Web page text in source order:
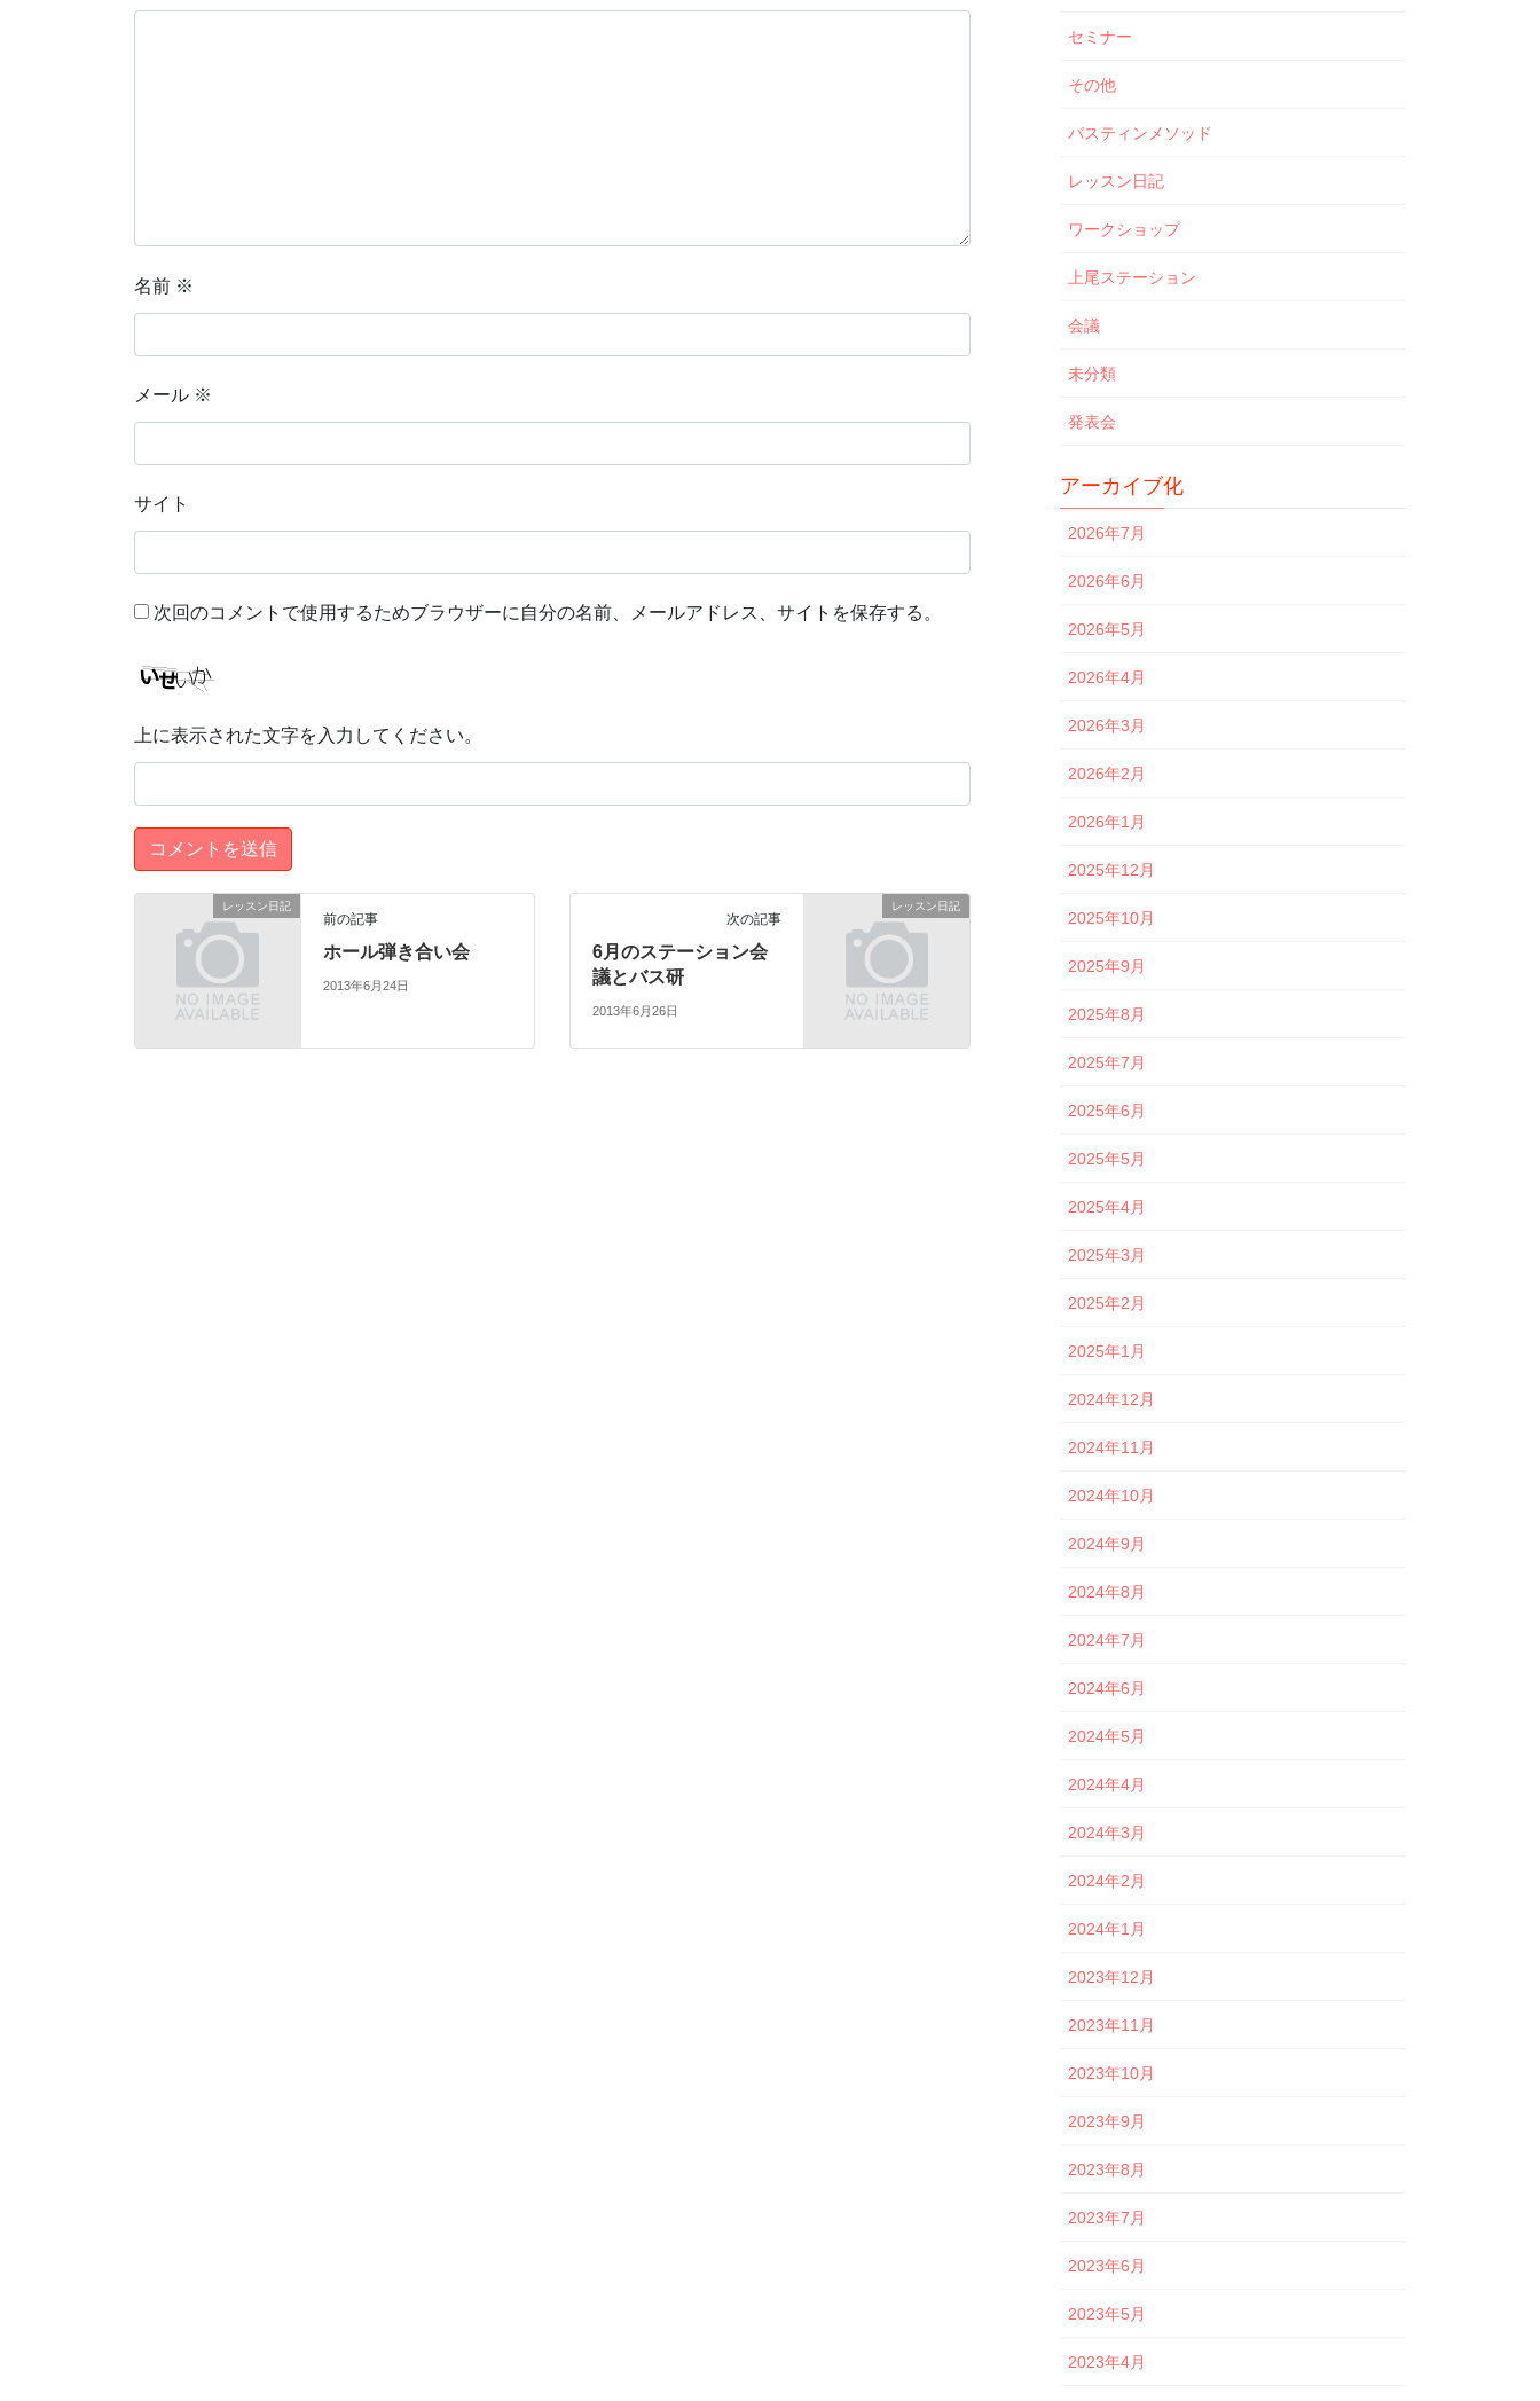
名前 ※
メール ※
サイト
次回のコメントで使用するためブラウザーに自分の名前、メールアドレス、サイトを保存する。
上に表示された文字を入力してください。
レッスン日記
前の記事
ホール弾き合い会
2013年6月24日
レッスン日記
次の記事
6月のステーション会
議とバス研
2013年6月26日
セミナー
その他
バスティンメソッド
レッスン日記
ワークショップ
上尾ステーション
会議
未分類
発表会
アーカイブ化
2026年7月
2026年6月
2026年5月
2026年4月
2026年3月
2026年2月
2026年1月
2025年12月
2025年10月
2025年9月
2025年8月
2025年7月
2025年6月
2025年5月
2025年4月
2025年3月
2025年2月
2025年1月
2024年12月
2024年11月
2024年10月
2024年9月
2024年8月
2024年7月
2024年6月
2024年5月
2024年4月
2024年3月
2024年2月
2024年1月
2023年12月
2023年11月
2023年10月
2023年9月
2023年8月
2023年7月
2023年6月
2023年5月
2023年4月